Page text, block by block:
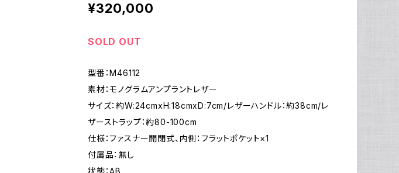
¥320,000
SOLD OUT
型番：M46112
素材：モノグラムアンプラントレザー
サイズ：約W:24cmxH:18cmxD:7cm/レザーハンドル：約38cm/レ
ザーストラップ：約80-100cm
仕様：ファスナー開閉式、内側：フラットポケット×1
付属品：無し
状態：AB